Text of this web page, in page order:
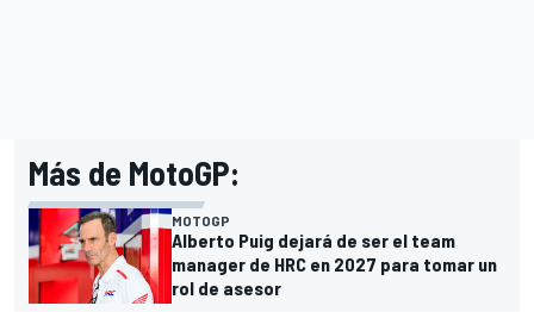
Más de MotoGP:
MOTOGP
Alberto Puig dejará de ser el team
manager de HRC en 2027 para tomar un
rol de asesor